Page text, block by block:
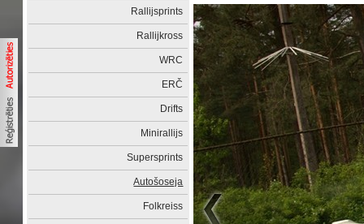
Rallijsprints
Rallijkross
WRC
ERČ
Drifts
Minirallijs
Supersprints
Autošoseja
Folkreiss